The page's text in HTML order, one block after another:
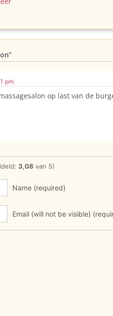
pm
op last van de
3,08 van 5)
Name (required)
Email (will not be visible)